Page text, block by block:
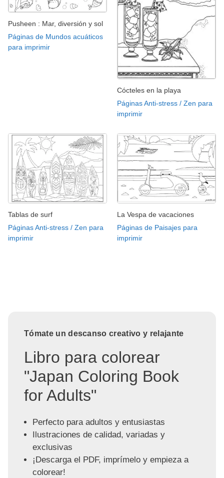
Pusheen : Mar, diversión y sol
Páginas de Mundos acuáticos
para imprimir
Cócteles en la playa
Páginas Anti-stress / Zen para
imprimir
Tablas de surf
Páginas Anti-stress / Zen para
imprimir
La Vespa de vacaciones
Páginas de Paisajes para
imprimir
Tómate un descanso creativo y relajante
Libro para colorear
"Japan Coloring Book
for Adults"
Perfecto para adultos y entusiastas
Ilustraciones de calidad, variadas y
exclusivas
¡Descarga el PDF, imprímelo y empieza a
colorear!